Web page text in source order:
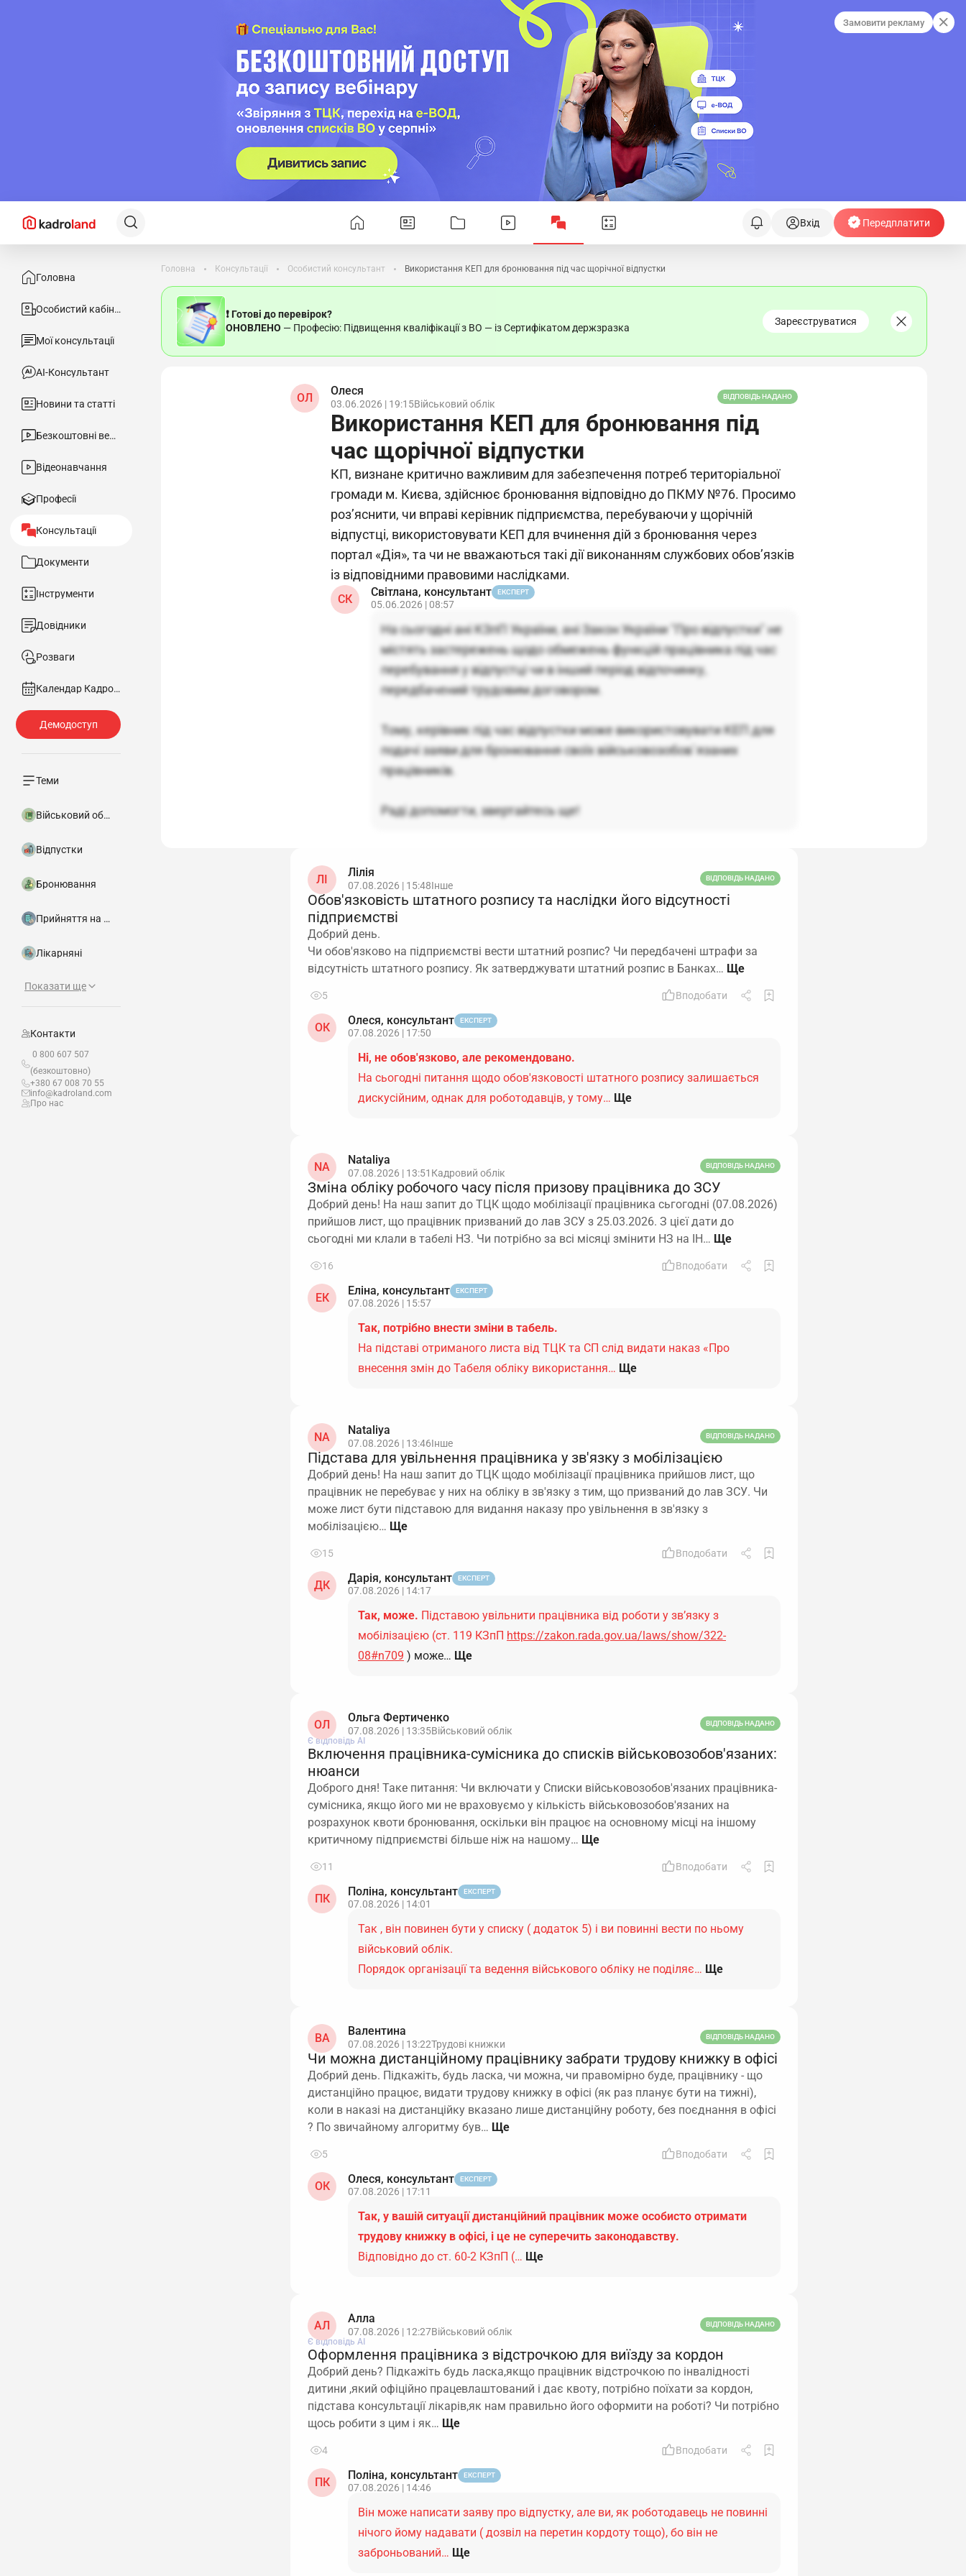
Замовити рекламу
Вхід Передплатити
Головна
Особистий кабінет
Мої консультації
АІ-Консультант
Новини та статті
Безкоштовні вебінари
Відеонавчання
Професії
Консультації
Документи
Інструменти
Довідники
Розваги
Календар Кадровика
Теми
Військовий облік
Відпустки
Бронювання
Прийняття на роботу
Лікарняні
Показати ще
Контакти
0 800 607 507
(безкоштовно)
+380 67 008 70 55
info@kadroland.com
Про нас
Головна Консультації Особистий консультант Використання КЕП для бронювання під час щорічної відпустки
❗ Готові до перевірок?
ОНОВЛЕНО — Професію: Підвищення кваліфікації з ВО — із Сертифікатом держзразка
Зареєструватися
ОЛ
Олеся
03.06.2026 | 19:15Військовий облік
ВІДПОВІДЬ НАДАНО
Використання КЕП для бронювання під
час щорічної відпустки
КП, визнане критично важливим для забезпечення потреб територіальної
громади м. Києва, здійснює бронювання відповідно до ПКМУ №76. Просимо
роз’яснити, чи вправі керівник підприємства, перебуваючи у щорічній
відпустці, використовувати КЕП для вчинення дій з бронювання через
портал «Дія», та чи не вважаються такі дії виконанням службових обов’язків
із відповідними правовими наслідками.
СК
Світлана, консультант ЕКСПЕРТ
05.06.2026 | 08:57
На сьогодні ані КЗпП України, ані Закон України "Про відпустки" не
містять застережень щодо обмежень функцій працівника під час
перебування у відпустці чи в інший період відпочинку,
передбачений трудовим договором.
Тому, керівник під час відпустки може використовувати КЕП для
подачі заяви для бронювання своїх військовозобов`язаних
працівників.
Раді допомогти, звертайтесь ще!
ЛІ
Лілія
07.08.2026 | 15:48Інше
ВІДПОВІДЬ НАДАНО
Обов'язковість штатного розпису та наслідки його відсутності
підприємстві
Добрий день.
Чи обов'язково на підприємстві вести штатний розпис? Чи передбачені штрафи за
відсутність штатного розпису. Як затверджувати штатний розпис в Банках…
5 Вподобати
ОК
Олеся, консультант ЕКСПЕРТ
07.08.2026 | 17:50
Ні, не обов'язково, але рекомендовано.
На сьогодні питання щодо обов'язковості штатного розпису залишається
дискусійним, однак для роботодавців, у тому… Ще
NA
Nataliya
07.08.2026 | 13:51 Кадровий облік
ВІДПОВІДЬ НАДАНО
Зміна обліку робочого часу після призову працівника до ЗСУ
Добрий день! На наш запит до ТЦК щодо мобілізації працівника сьгогодні (07.08.2026)
прийшов лист, що працівник призваний до лав ЗСУ з 25.03.2026. З цієї дати до
сьогодні ми клали в табелі НЗ. Чи потрібно за всі місяці змінити НЗ на ІН…
16 Вподобати
ЕК
Еліна, консультант ЕКСПЕРТ
07.08.2026 | 15:57
Так, потрібно внести зміни в табель.
На підставі отриманого листа від ТЦК та СП слід видати наказ «Про
внесення змін до Табеля обліку використання… Ще
NA
Nataliya
07.08.2026 | 13:46Інше
ВІДПОВІДЬ НАДАНО
Підстава для увільнення працівника у зв'язку з мобілізацією
Добрий день! На наш запит до ТЦК щодо мобілізації працівника прийшов лист, що
працівник не перебуває у них на обліку в зв'язку з тим, що призваний до лав ЗСУ. Чи
може лист бути підставою для видання наказу про увільнення в зв'язку з
мобілізацією…
15 Вподобати
ДК
Дарія, консультант ЕКСПЕРТ
07.08.2026 | 14:17
Так, може. Підставою увільнити працівника від роботи у зв’язку з
мобілізацією (ст. 119 КЗпП https://zakon.rada.gov.ua/laws/show/322-
08#n709 ) може… Ще
ОЛ
Ольга Фертиченко
07.08.2026 | 13:35Військовий облік
ВІДПОВІДЬ НАДАНО
Є відповідь АІ
Включення працівника-сумісника до списків військовозобов'язаних:
нюанси
Доброго дня! Таке питання: Чи включати у Списки військовозобов'язаних працівника-
сумісника, якщо його ми не враховуємо у кількість військовозобов'язаних на
розрахунок квоти бронювання, оскільки він працює на основному місці на іншому
критичному підприємстві більше ніж на нашому…
11 Вподобати
ПК
Поліна, консультант ЕКСПЕРТ
07.08.2026 | 14:01
Так , він повинен бути у списку ( додаток 5) і ви повинні вести по ньому
військовий облік.
Порядок організації та ведення військового обліку не поділяє… Ще
ВА
Валентина
07.08.2026 | 13:22Трудові книжки
ВІДПОВІДЬ НАДАНО
Чи можна дистанційному працівнику забрати трудову книжку в офісі
Добрий день. Підкажіть, будь ласка, чи можна, чи правомірно буде, працівнику - що
дистанційно працює, видати трудову книжку в офісі (як раз планує бути на тижні),
коли в наказі на дистанційку вказано лише дистанційну роботу, без поєднання в офісі
? По звичайному алгоритму був…
5 Вподобати
ОК
Олеся, консультант ЕКСПЕРТ
07.08.2026 | 17:11
Так, у вашій ситуації дистанційний працівник може особисто отримати
трудову книжку в офісі, і це не суперечить законодавству.
Відповідно до ст. 60-2 КЗпП (… Ще
АЛ
Алла
07.08.2026 | 12:27Військовий облік
ВІДПОВІДЬ НАДАНО
Є відповідь АІ
Оформлення працівника з відстрочкою для виїзду за кордон
Добрий день? Підкажіть будь ласка,якщо працівник відстрочкою по інвалідності
дитини ,який офіційно працевлаштований і дає квоту, потрібно поїхати за кордон,
підстава консультації лікарів,як нам правильно його оформити на роботі? Чи потрібно
щось робити з цим і як…
4 Вподобати
ПК
Поліна, консультант ЕКСПЕРТ
07.08.2026 | 14:46
Він може написати заяву про відпустку, але ви, як роботодавець не повинні
нічого йому надавати ( дозвіл на перетин кордоту тощо), бо він не
заброньований… Ще